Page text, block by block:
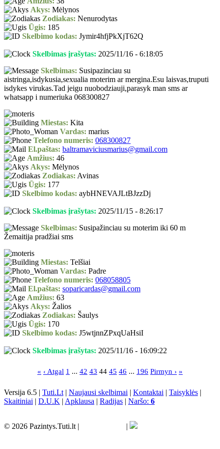
Akys: Mėlynos
Zodiakas: Nenurodytas
Ūgis: 185
Skelbimo kodas: Jymir4hfjPkXjT62Q
Skelbimas įrašytas: 2025/11/16 - 6:18:05
Skelbimas: Susipazinciau su
aistringa,isdykusia,sexualia moterim ar mergina.Esu laisvas,truputi
isdykes virukas.Tad jeigu nuobodziauji,parasyk man sms ar
whatsapp i numeriuka 068300827
Miestas: Kita
Vardas: marius
Telefono numeris: 068300827
El.paštas: baltramaviciusmarius@gmail.com
Amžius: 46
Akys: Mėlynos
Zodiakas: Avinas
Ūgis: 177
Skelbimo kodas: aybHNEVAJLtBJzzDj
Skelbimas įrašytas: 2025/11/15 - 8:26:17
Skelbimas: Susipažinciau su moterim iki 60 m
Žemaitija pradžiai sms
Miestas: Telšiai
Vardas: Padre
Telefono numeris: 068058805
El.paštas: soparicardas@gmail.com
Amžius: 63
Akys: Žalios
Zodiakas: Šaulys
Ūgis: 170
Skelbimo kodas: J5wtjnnZPxqUaHsiI
Skelbimas įrašytas: 2025/11/16 - 16:09:22
« ‹ Atgal 1 ... 42 43 44 45 46 ... 196 Pirmyn › »
Versija 6.5 | Tuti.Lt| Naujausi skelbimai | Kontaktai | Taisyklės |
Skaitiniai | D.U.K | Apklausa | Radijas | Naršo: 6
© 2026 Pazintys.Tuti.lt | |